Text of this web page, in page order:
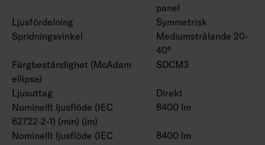
panel
Ljusfördelning
Symmetrisk
Spridningsvinkel
Mediumstrålande 20-
40°
Färgbeständighet (McAdam
ellipse)
SDCM3
Ljusuttag
Direkt
Nominellt ljusflöde (IEC
62722-2-1) (min) (lm)
8400 lm
Nominellt ljusflöde (IEC
8400 lm